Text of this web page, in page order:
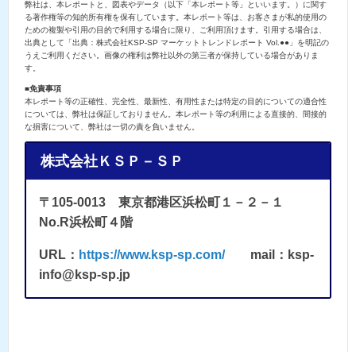
弊社は、本レポートと、図表やデータ（以下「本レポート等」といいます。）に関す
る著作権等の知的所有権を保有しています。本レポート等は、お客さまが私的使用の
ための複製や引用の目的で利用する場合に限り、ご利用頂けます。引用する場合は、
出典として「出典：株式会社KSP-SP マーケットトレンドレポート Vol.●●」を明記の
うえご利用ください。画像の権利は弊社以外の第三者が保持している場合がありま
す。
■免責事項
本レポート等の正確性、完全性、最新性、有用性または特定の目的についての適合性
については、弊社は保証しておりません。本レポート等の利用による直接的、間接的
な損害について、弊社は一切の責を負いません。
株式会社ＫＳＰ－ＳＰ
〒105-0013 東京都港区浜松町１－２－１
No.R浜松町４階
URL： https://www.ksp-sp.com/mail：ksp-
info@ksp-sp.jp